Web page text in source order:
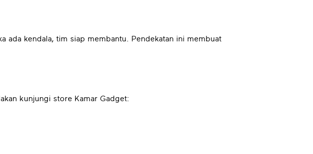
ada kendala, tim siap membantu. Pendekatan ini membuat
kunjungi store Kamar Gadget: